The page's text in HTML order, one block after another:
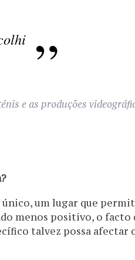
e as produções
um lugar que
menos positivo, o facto
talvez possa afectar